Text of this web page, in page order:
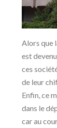
Alors que
est
ces
de leur
Enfin, ce
dans le
car au